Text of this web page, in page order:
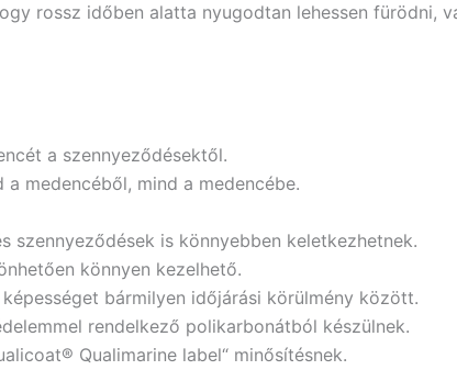
rossz időben alatta nyugodtan lehessen fürödni,
a szennyeződésektől.
medencéből, mind a medencébe.
szennyeződések is könnyebben keletkezhetnek.
könnyen kezelhető.
bármilyen időjárási körülmény között.
rendelkező polikarbonátból készülnek.
Qualimarine label“ minősítésnek.